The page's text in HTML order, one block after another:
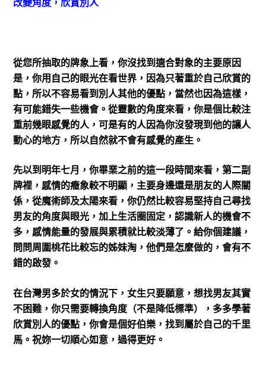
從您所抽取的牌象上看，你沒找到適合對象的主要原因
是，你用自己的眼光在看世界，因為只著重於自己欣賞的
點，所以不容易看到別人其他的優點，當然也因為這樣，
有可能錯失一些機會。從靈數的角度來看，你是個比較注
重前幾眼感覺的人，可是有的人因為你沒發現到他的讓人
動心的地方，所以自然就不會有感覺的產生。
先以到明年七月，你畢業之前的這一段時間來看，第二副
牌裡，感情的癥象較不明顯，主要身邊還是朋友的人際關
係，從魔術師及太陽來看，你仍然比較容易堅持自己尋找
男友的角度與眼光，加上生活圈固定，認識新人的機會不
多，感情能量的發展與累積就比較淡薄了。給你個建議，
問問周圍桃花比較忘的姊妹淘，他們是怎麼做的，會有不
錯的啟發。
在台灣男多於女的情況下，女生只要願意，想找男友其實
不困難，你只需要轉換角度（不是降低標準），多多學著
欣賞別人的優點，你會是個好伯樂，找到屬於自己的千里
馬。祝妳一切順心如意，過得更好。